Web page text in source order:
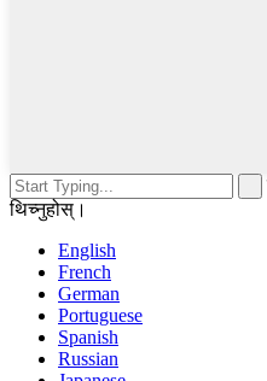
थिच्नुहोस्।
English
French
German
Portuguese
Spanish
Russian